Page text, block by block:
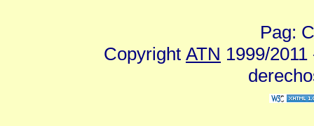
Pag:
Copyright ATN 1999/